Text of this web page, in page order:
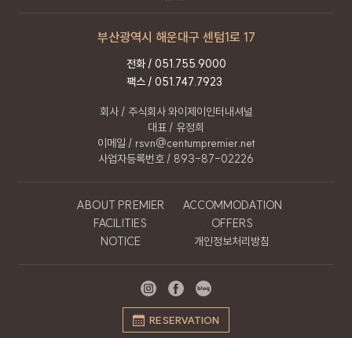
부산광역시 해운대구 센텀1로 17
전화 / 051.755.9000
팩스 / 051.747.7923
회사 / 주식회사 와이제이인터내셔널
대표 / 유정희
이메일 / rsvn@centumpremier.net
사업자등록번호 / 893-87-02226
ABOUT PREMIER
ACCOMMODATION
FACILITIES
OFFERS
NOTICE
개인정보처리방침
RESERVATION
사유로 제한됩니다.
5. 개인정보의 위탁 또는 제3자 제공
회사는 이용자의 개인정보를 타인 또는
타기업이나 기관 등 제3자에게 제공하지
않습니다.
회사는 이용자의 개인정보를 위탁하고 있지
이용자의 개인정보를 위탁하여 처리하게 되는
경우 사전에 이를 고지하고 위탁 계약 등을
통하여 수탁자를 관리하도록 하겠습니다.
6. 개인정보의 파기 절차 및 방법
회사는 원칙적으로 개인정보 처리 목적이
달성되어 개인정보 처리가 불필요하다고